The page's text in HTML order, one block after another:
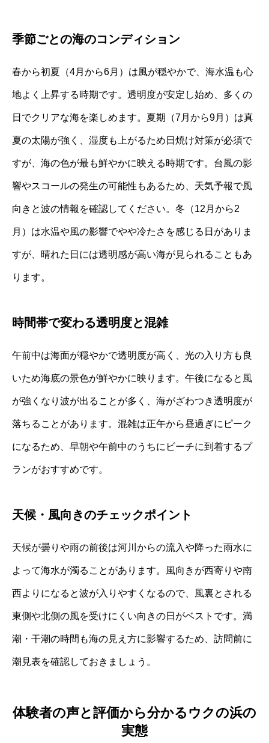
季節ごとの海のコンディション
春から初夏（4月から6月）は風が穏やかで、海水温も心
地よく上昇する時期です。透明度が安定し始め、多くの
日でクリアな海を楽しめます。夏期（7月から9月）は真
夏の太陽が強く、湿度も上がるため日焼け対策が必須で
すが、海の色が最も鮮やかに映える時期です。台風の影
響やスコールの発生の可能性もあるため、天気予報で風
向きと波の情報を確認してください。冬（12月から2
月）は水温や風の影響でやや冷たさを感じる日がありま
すが、晴れた日には透明感が高い海が見られることもあ
ります。
時間帯で変わる透明度と混雑
午前中は海面が穏やかで透明度が高く、光の入り方も良
いため海底の景色が鮮やかに映ります。午後になると風
が強くなり波が出ることが多く、海がざわつき透明度が
落ちることがあります。混雑は正午から昼過ぎにピーク
になるため、早朝や午前中のうちにビーチに到着するプ
ランがおすすめです。
天候・風向きのチェックポイント
天候が曇りや雨の前後は河川からの流入や降った雨水に
よって海水が濁ることがあります。風向きが西寄りや南
西よりになると波が入りやすくなるので、風裏とされる
東側や北側の風を受けにくい向きの日がベストです。満
潮・干潮の時間も海の見え方に影響するため、訪問前に
潮見表を確認しておきましょう。
体験者の声と評価から分かるウクの浜の
実態